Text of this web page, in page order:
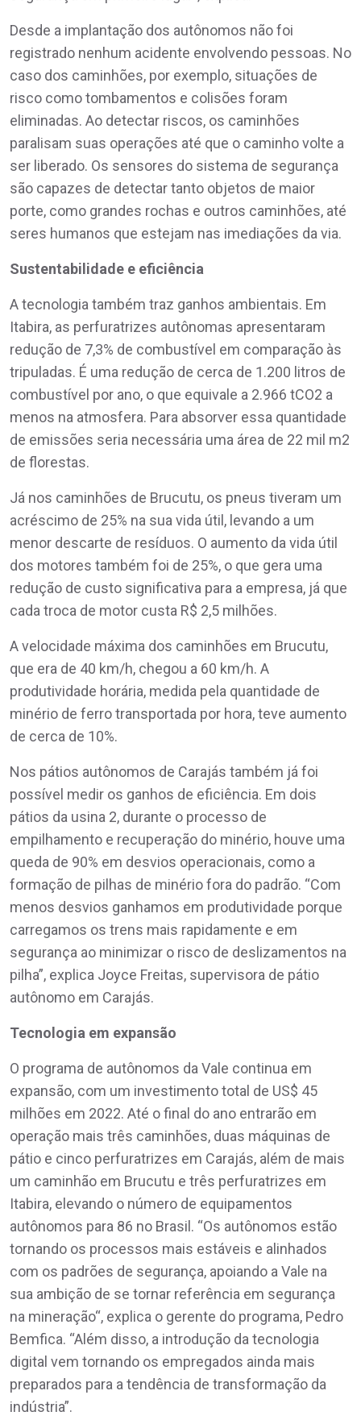
Desde a implantação dos autônomos não foi
registrado nenhum acidente envolvendo pessoas. No
caso dos caminhões, por exemplo, situações de
risco como tombamentos e colisões foram
eliminadas. Ao detectar riscos, os caminhões
paralisam suas operações até que o caminho volte a
ser liberado. Os sensores do sistema de segurança
são capazes de detectar tanto objetos de maior
porte, como grandes rochas e outros caminhões, até
seres humanos que estejam nas imediações da via.
Sustentabilidade e eficiência
A tecnologia também traz ganhos ambientais. Em
Itabira, as perfuratrizes autônomas apresentaram
redução de 7,3% de combustível em comparação às
tripuladas. É uma redução de cerca de 1.200 litros de
combustível por ano, o que equivale a 2.966 tCO2 a
menos na atmosfera. Para absorver essa quantidade
de emissões seria necessária uma área de 22 mil m2
de florestas.
Já nos caminhões de Brucutu, os pneus tiveram um
acréscimo de 25% na sua vida útil, levando a um
menor descarte de resíduos. O aumento da vida útil
dos motores também foi de 25%, o que gera uma
redução de custo significativa para a empresa, já que
cada troca de motor custa R$ 2,5 milhões.
A velocidade máxima dos caminhões em Brucutu,
que era de 40 km/h, chegou a 60 km/h. A
produtividade horária, medida pela quantidade de
minério de ferro transportada por hora, teve aumento
de cerca de 10%.
Nos pátios autônomos de Carajás também já foi
possível medir os ganhos de eficiência. Em dois
pátios da usina 2, durante o processo de
empilhamento e recuperação do minério, houve uma
queda de 90% em desvios operacionais, como a
formação de pilhas de minério fora do padrão. “Com
menos desvios ganhamos em produtividade porque
carregamos os trens mais rapidamente e em
segurança ao minimizar o risco de deslizamentos na
pilha”, explica Joyce Freitas, supervisora de pátio
autônomo em Carajás.
Tecnologia em expansão
O programa de autônomos da Vale continua em
expansão, com um investimento total de US$ 45
milhões em 2022. Até o final do ano entrarão em
operação mais três caminhões, duas máquinas de
pátio e cinco perfuratrizes em Carajás, além de mais
um caminhão em Brucutu e três perfuratrizes em
Itabira, elevando o número de equipamentos
autônomos para 86 no Brasil. “Os autônomos estão
tornando os processos mais estáveis e alinhados
com os padrões de segurança, apoiando a Vale na
sua ambição de se tornar referência em segurança
na mineração“, explica o gerente do programa, Pedro
Bemfica. “Além disso, a introdução da tecnologia
digital vem tornando os empregados ainda mais
preparados para a tendência de transformação da
indústria”.